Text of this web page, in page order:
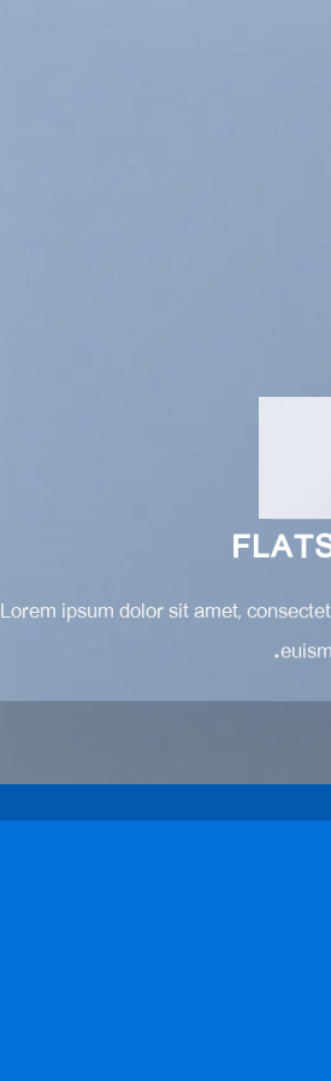
Lorem ipsum dolor sit amet,